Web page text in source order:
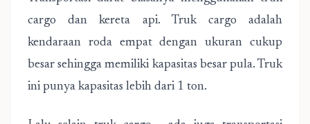
cargo dan kereta api. Truk cargo adalah
kendaraan roda empat dengan ukuran cukup
besar sehingga memiliki kapasitas besar pula. Truk
ini punya kapasitas lebih dari 1 ton.